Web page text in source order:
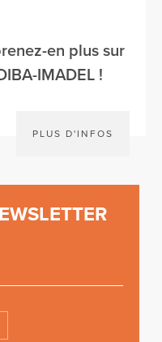
en plus sur
IMADEL !
PLUS D'INFOS